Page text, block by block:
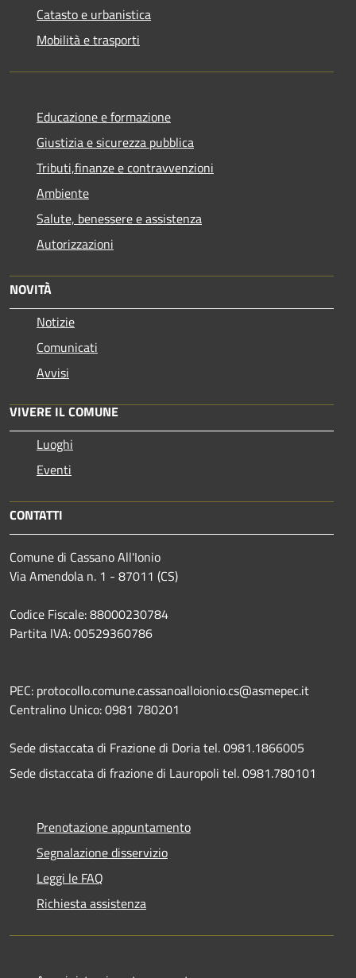
Catasto e urbanistica
Mobilità e trasporti
Educazione e formazione
Giustizia e sicurezza pubblica
Tributi,finanze e contravvenzioni
Ambiente
Salute, benessere e assistenza
Autorizzazioni
NOVITÀ
Notizie
Comunicati
Avvisi
VIVERE IL COMUNE
Luoghi
Eventi
CONTATTI
Comune di Cassano All'Ionio
Via Amendola n. 1 - 87011 (CS)
Codice Fiscale: 88000230784
Partita IVA: 00529360786
PEC: protocollo.comune.cassanoalloionio.cs@asmepec.it
Centralino Unico: 0981 780201
Sede distaccata di Frazione di Doria tel. 0981.1866005
Sede distaccata di frazione di Lauropoli tel. 0981.780101
Prenotazione appuntamento
Segnalazione disservizio
Leggi le FAQ
Richiesta assistenza